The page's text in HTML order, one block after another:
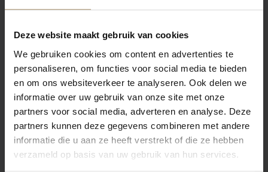
Deze website maakt gebruik van cookies
We gebruiken cookies om content en advertenties te
personaliseren, om functies voor social media te bieden
en om ons websiteverkeer te analyseren. Ook delen we
informatie over uw gebruik van onze site met onze
partners voor social media, adverteren en analyse. Deze
partners kunnen deze gegevens combineren met andere
informatie die u aan ze heeft verstrekt of die ze hebben
verzameld op basis van uw gebruik van hun services.
Een nog ouderwets familiebedrijf uit de Languedoc. Vader Miquel
heeft het bedrijf al overgedragen aan zoon Miquel, maar samen
zijn ze nog wel actief in de wijngaard en kelder.
Vinificatie
Door te beginnen met een koude extractie komt er meer kleur en
smaak vrij, daarna start de vergisting.